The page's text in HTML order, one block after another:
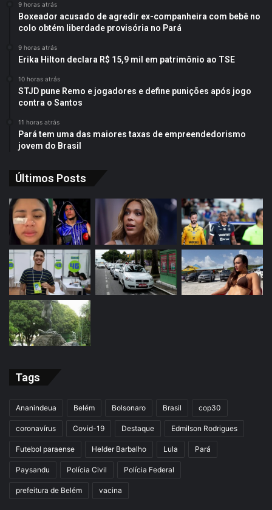
9 horas atrás
Boxeador acusado de agredir ex-companheira com bebê no
colo obtém liberdade provisória no Pará
9 horas atrás
Erika Hilton declara R$ 15,9 mil em patrimônio ao TSE
10 horas atrás
STJD pune Remo e jogadores e define punições após jogo
contra o Santos
11 horas atrás
Pará tem uma das maiores taxas de empreendedorismo
jovem do Brasil
Últimos Posts
Tags
Ananindeua Belém Bolsonaro Brasil cop30
coronavírus Covid-19 Destaque Edmilson Rodrigues
Futebol paraense Helder Barbalho Lula Pará
Paysandu Polícia Civil Polícia Federal
prefeitura de Belém vacina